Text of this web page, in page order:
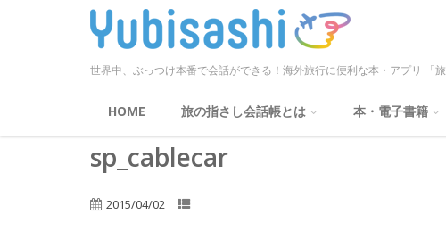
世界中、ぶっつけ本番で会話ができる！海外旅行に便利な本・アプリ 「旅
HOME 旅の指さし会話帳とは 本・電子書籍
sp_cablecar
2015/04/02